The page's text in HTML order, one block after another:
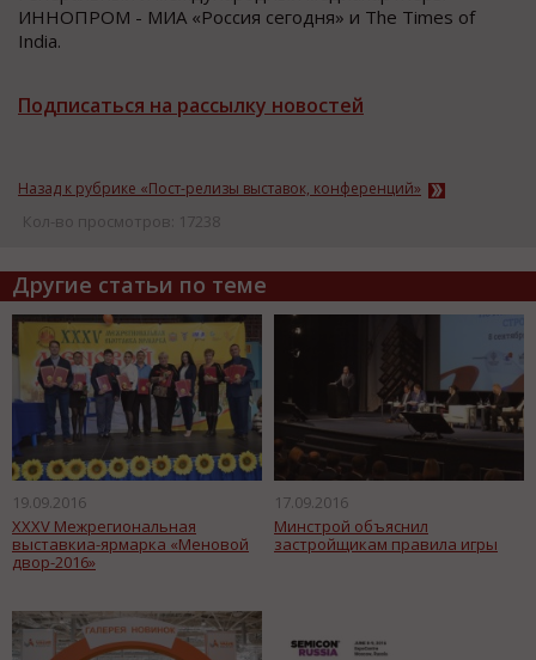
ИННОПРОМ - МИА «Россия сегодня» и The Times of
India.
Подписаться на рассылку новостей
Назад к рубрике «Пост-релизы выставок, конференций»
Кол-во просмотров: 17238
Другие статьи по теме
19.09.2016
XXXV Межрегиональная
выставкиа-ярмарка «Меновой
двор-2016»
17.09.2016
Минстрой объяснил
застройщикам правила игры